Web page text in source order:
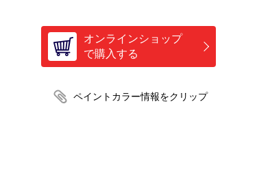
オンラインショップ
で購入する